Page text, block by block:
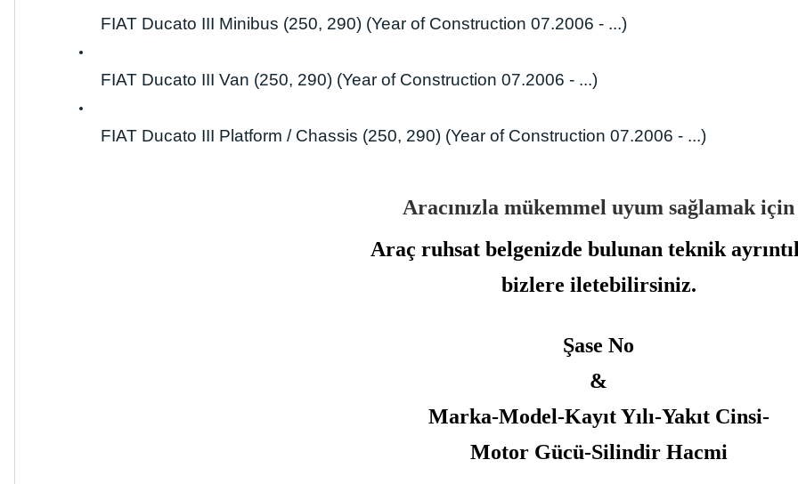
FIAT Ducato III Minibus (250, 290) (Year of Construction 07.2006 - ...)
FIAT Ducato III Van (250, 290) (Year of Construction 07.2006 - ...)
FIAT Ducato III Platform / Chassis (250, 290) (Year of Construction 07.2006 - ...)
Aracınızla mükemmel uyum sağlamak için
Araç ruhsat belgenizde bulunan teknik
bizlere iletebilirsiniz.
Şase No
&
Marka-Model-Kayıt Yılı-Yakıt Cinsi-
Motor Gücü-Silindir Hacmi